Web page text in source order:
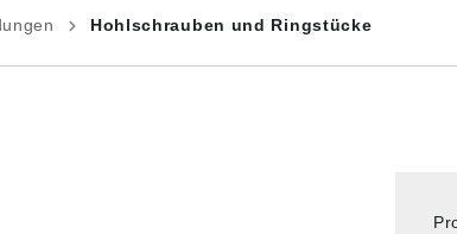
Hohlschrauben und Ringstücke